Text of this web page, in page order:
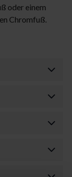
oder einem
Chromfuß.